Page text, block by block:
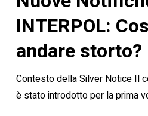
INTERPOL:
Cosa
andare
storto?
INTERPOL:
andare storto?
Contesto della Silver Notice Il
è stato introdotto per la prima